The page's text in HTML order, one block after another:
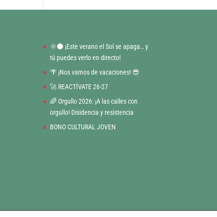
🌞🌑 ¡Este verano el Sol se apaga… y
tú puedes verlo en directo!
🌴 ¡Nos vamos de vacaciones! 😎
🚀 REACTÍVATE 26-27
🌈 Orgullo 2026: ¡A las calles con
orgullo! Disidencia y resistencia
BONO CULTURAL JOVEN